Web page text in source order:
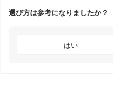
選び方は参考になりましたか？
はい